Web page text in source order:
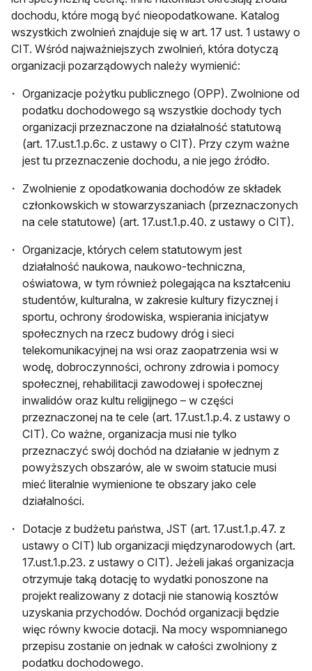
dochodu, które mogą być nieopodatkowane. Katalog
wszystkich zwolnień znajduje się w art. 17 ust. 1 ustawy o
CIT. Wśród najważniejszych zwolnień, która dotyczą
organizacji pozarządowych należy wymienić:
Organizacje pożytku publicznego (OPP). Zwolnione od
podatku dochodowego są wszystkie dochody tych
organizacji przeznaczone na działalność statutową
(art. 17.ust.1.p.6c. z ustawy o CIT). Przy czym ważne
jest tu przeznaczenie dochodu, a nie jego źródło.
Zwolnienie z opodatkowania dochodów ze składek
członkowskich w stowarzyszaniach (przeznaczonych
na cele statutowe) (art. 17.ust.1.p.40. z ustawy o CIT).
Organizacje, których celem statutowym jest
działalność naukowa, naukowo-techniczna,
oświatowa, w tym również polegająca na kształceniu
studentów, kulturalna, w zakresie kultury fizycznej i
sportu, ochrony środowiska, wspierania inicjatyw
społecznych na rzecz budowy dróg i sieci
telekomunikacyjnej na wsi oraz zaopatrzenia wsi w
wodę, dobroczynności, ochrony zdrowia i pomocy
społecznej, rehabilitacji zawodowej i społecznej
inwalidów oraz kultu religijnego – w części
przeznaczonej na te cele (art. 17.ust.1.p.4. z ustawy o
CIT). Co ważne, organizacja musi nie tylko
przeznaczyć swój dochód na działanie w jednym z
powyższych obszarów, ale w swoim statucie musi
mieć literalnie wymienione te obszary jako cele
działalności.
Dotacje z budżetu państwa, JST (art. 17.ust.1.p.47. z
ustawy o CIT) lub organizacji międzynarodowych (art.
17.ust.1.p.23. z ustawy o CIT). Jeżeli jakaś organizacja
otrzymuje taką dotację to wydatki ponoszone na
projekt realizowany z dotacji nie stanowią kosztów
uzyskania przychodów. Dochód organizacji będzie
więc równy kwocie dotacji. Na mocy wspomnianego
przepisu zostanie on jednak w całości zwolniony z
podatku dochodowego.